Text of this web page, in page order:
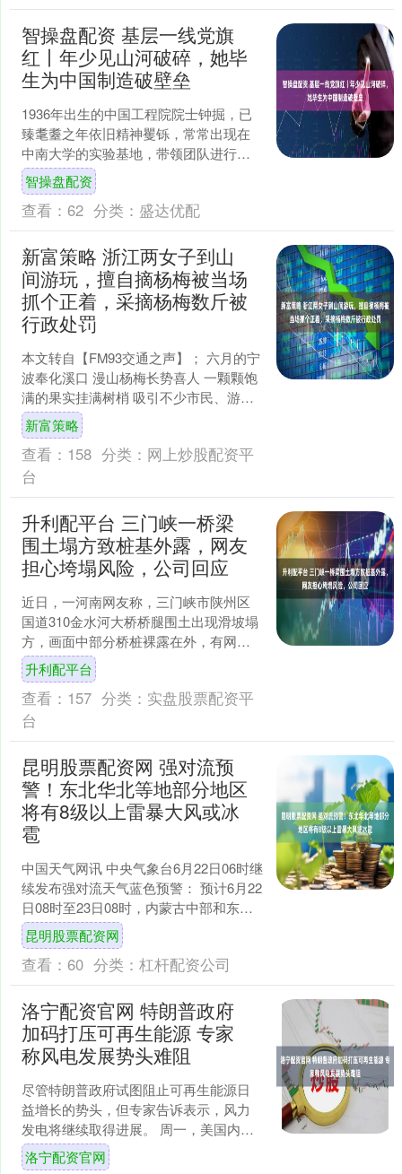
智操盘配资 基层一线党旗
红丨年少见山河破碎，她毕
生为中国制造破壁垒
1936年出生的中国工程院院士钟掘，已
臻耄耋之年依旧精神矍铄，常常出现在
中南大学的实验基地，带领团队进行科
研攻关。身为顶尖机械工程专家，她功
勋卓著：斩获多项国家....
智操盘配资
查看： 62 分类： 盛达优配
新富策略 浙江两女子到山
间游玩，擅自摘杨梅被当场
抓个正着，采摘杨梅数斤被
行政处罚
本文转自【FM93交通之声】； 六月的宁
波奉化溪口 漫山杨梅长势喜人 一颗颗饱
满的果实挂满树梢 吸引不少市民、游客
进山寻鲜 然而偷摘杨梅警情也在增多 6
月10日....
新富策略
查看： 158 分类： 网上炒股配资平
台
升利配平台 三门峡一桥梁
围土塌方致桩基外露，网友
担心垮塌风险，公司回应
近日，一河南网友称，三门峡市陕州区
国道310金水河大桥桥腿围土出现滑坡塌
方，画面中部分桥桩裸露在外，有网友
担忧桥体存在垮塌风险。 △网友称事发
在三门峡市。图/发....
升利配平台
查看： 157 分类： 实盘股票配资平
台
昆明股票配资网 强对流预
警！东北华北等地部分地区
将有8级以上雷暴大风或冰
雹
中国天气网讯 中央气象台6月22日06时继
续发布强对流天气蓝色预警： 预计6月22
日08时至23日08时，内蒙古中部和东南
部、东北地区西部、华北北部、西南地
区北....
昆明股票配资网
查看： 60 分类： 杠杆配资公司
洛宁配资官网 特朗普政府
加码打压可再生能源 专家
称风电发展势头难阻
尽管特朗普政府试图阻止可再生能源日
益增长的势头，但专家告诉表示，风力
发电将继续取得进展。 周一，美国内政
部与法国能源公司道达尔能源达成了一
项9.28亿美元的协议....
洛宁配资官网